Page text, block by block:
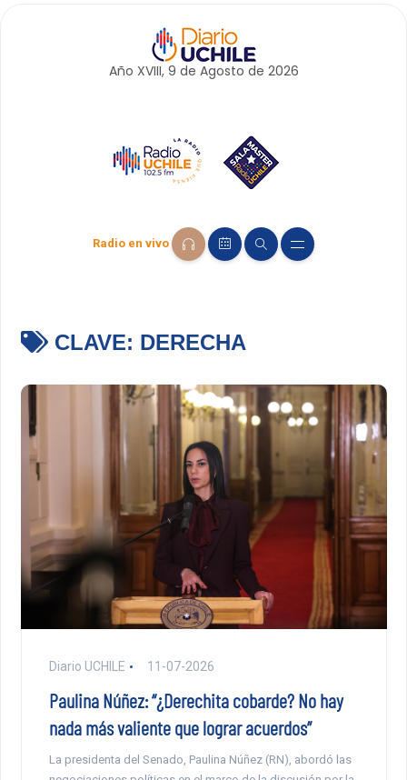
Año XVIII, 9 de Agosto de 2026
Radio en vivo
CLAVE: DERECHA
Diario UCHILE 11-07-2026
Paulina Núñez: “¿Derechita cobarde? No hay
nada más valiente que lograr acuerdos”
La presidenta del Senado, Paulina Núñez (RN), abordó las